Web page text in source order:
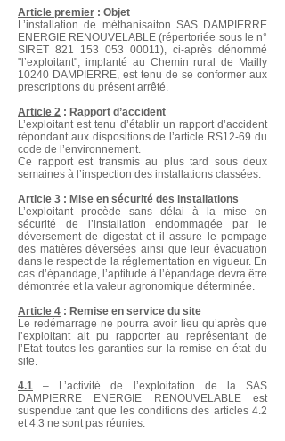
Article premier : Objet
L’installation de méthanisaiton SAS DAMPIERRE
ENERGIE RENOUVELABLE (répertoriée sous le n°
SIRET 821 153 053 00011), ci-après dénommé
"l’exploitant", implanté au Chemin rural de Mailly
10240 DAMPIERRE, est tenu de se conformer aux
prescriptions du présent arrêté.
Article 2 : Rapport d’accident
L’exploitant est tenu d’établir un rapport d’accident
répondant aux dispositions de l’article RS12-69 du
code de l’environnement.
Ce rapport est transmis au plus tard sous deux
semaines à l’inspection des installations classées.
Article 3 : Mise en sécurité des installations
L’exploitant procède sans délai à la mise en
sécurité de l’installation endommagée par le
déversement de digestat et il assure le pompage
des matières déversées ainsi que leur évacuation
dans le respect de la réglementation en vigueur. En
cas d’épandage, l’aptitude à l’épandage devra être
démontrée et la valeur agronomique déterminée.
Article 4 : Remise en service du site
Le redémarrage ne pourra avoir lieu qu’après que
l’exploitant ait pu rapporter au représentant de
l’Etat toutes les garanties sur la remise en état du
site.
4.1 – L’activité de l’exploitation de la SAS
DAMPIERRE ENERGIE RENOUVELABLE est
suspendue tant que les conditions des articles 4.2
et 4.3 ne sont pas réunies.